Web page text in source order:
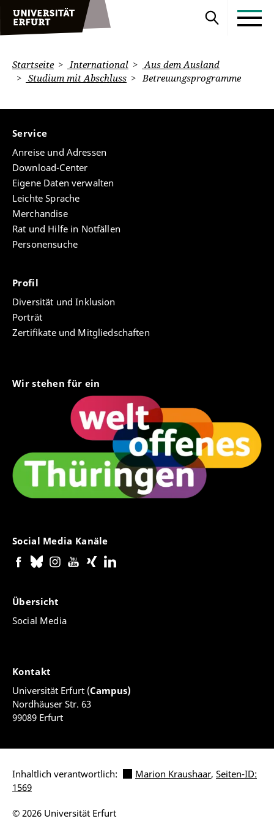
Startseite International
Aus dem Ausland
Studium mit Abschluss
Betreuungsprogramme
Service
Anreise und Adressen
Download-Center
Eigene Daten verwalten
Leichte Sprache
Merchandise
Rat und Hilfe in Notfällen
Personensuche
Profil
Diversität und Inklusion
Porträt
Zertifikate und Mitgliedschaften
Wir stehen für ein
Social Media Kanäle
Übersicht
Social Media
Kontakt
Universität Erfurt (Campus)
Nordhäuser Str. 63
99089 Erfurt
Inhaltlich verantwortlich: Marion Kraushaar, Seiten-ID:
1569
© 2026 Universität Erfurt